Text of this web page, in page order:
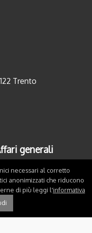
Trento
generali
necessari al corretto
anonimizzati che riducono
di più leggi l'informativa